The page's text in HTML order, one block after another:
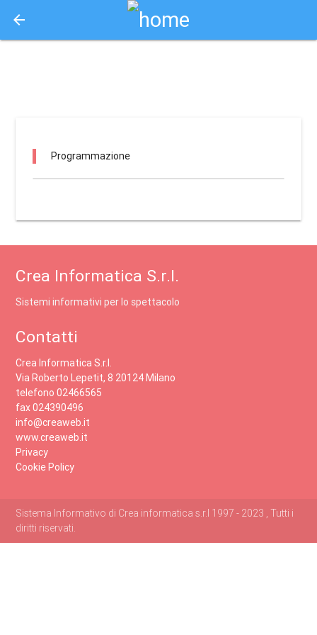
arrow_back
Programmazione
Crea Informatica S.r.l.
Sistemi informativi per lo spettacolo
Contatti
Crea Informatica S.r.l.
Via Roberto Lepetit, 8 20124 Milano
telefono 02466565
fax 024390496
info@creaweb.it
www.creaweb.it
Privacy
Cookie Policy
Sistema Informativo di Crea informatica s.r.l 1997 - 2023 , Tutti i
diritti riservati.